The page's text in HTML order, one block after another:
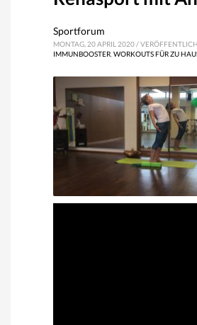
Sportforum
MONTAG, 20 APRIL 2020/
IMMUNBOOSTER WORKOUTS FÜR ZU